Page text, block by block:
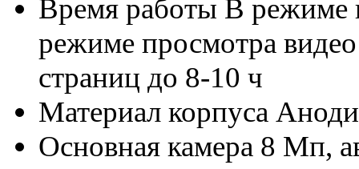
Время работы В режиме
режиме просмотра
страниц до 8-10 ч
Материал корпуса
Основная камера 8 Мп,